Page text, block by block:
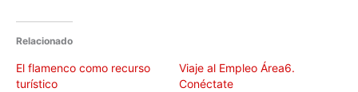
Relacionado
El flamenco como recurso
turístico
Viaje al Empleo Área6.
Conéctate